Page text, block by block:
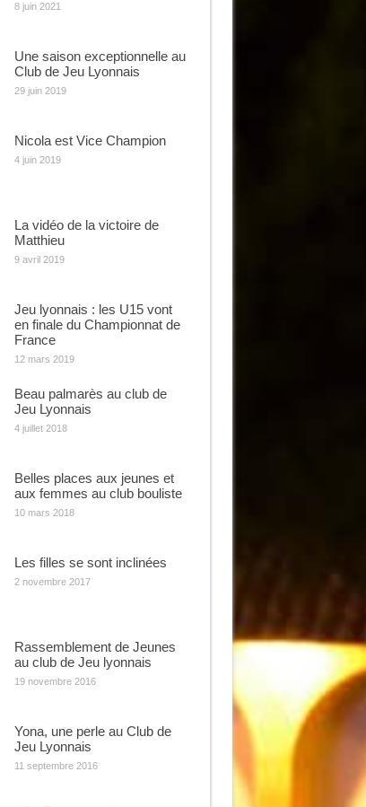
8 juin 2021
Une saison exceptionnelle au
Club de Jeu Lyonnais
29 juin 2019
Nicola est Vice Champion
4 juin 2019
La vidéo de la victoire de
Matthieu
9 avril 2019
Jeu lyonnais : les U15 vont
en finale du Championnat de
France
12 mars 2019
Beau palmarès au club de
Jeu Lyonnais
4 juillet 2018
Belles places aux jeunes et
aux femmes au club bouliste
10 mars 2018
Les filles se sont inclinées
2 novembre 2017
Rassemblement de Jeunes
au club de Jeu lyonnais
19 novembre 2016
Yona, une perle au Club de
Jeu Lyonnais
11 septembre 2016